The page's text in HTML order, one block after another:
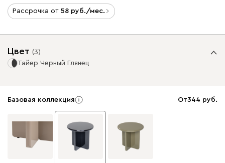
Рассрочка от 58 /мес.
Цвет (3)
Тайер Черный Глянец
Базовая коллекция От344